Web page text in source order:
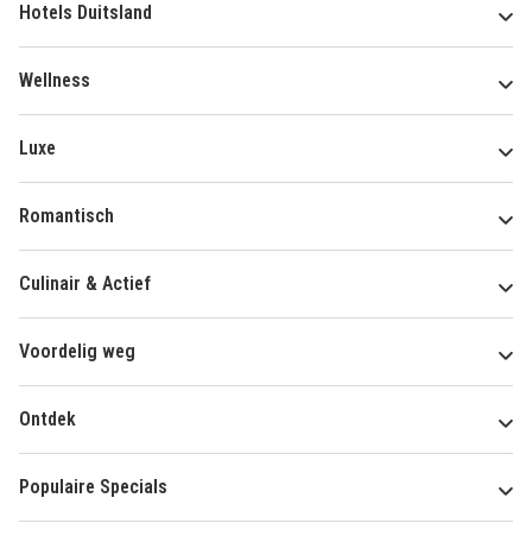
Hotels Duitsland
Wellness
Luxe
Romantisch
Culinair & Actief
Voordelig weg
Ontdek
Populaire Specials